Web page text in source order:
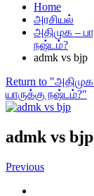
Home
அரசியல்
அதிமுக –
நஷ்டம்?
admk vs bjp
Return to
யாருக்கு நஷ்டம்?"
admk vs bjp
Previous